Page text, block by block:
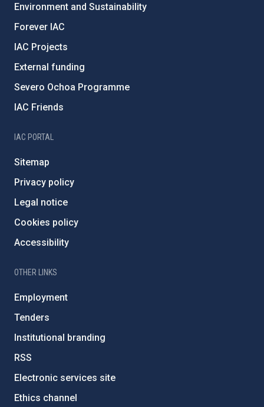
Environment and Sustainability
Forever IAC
IAC Projects
External funding
Severo Ochoa Programme
IAC Friends
IAC PORTAL
Sitemap
Privacy policy
Legal notice
Cookies policy
Accessibility
OTHER LINKS
Employment
Tenders
Institutional branding
RSS
Electronic services site
Ethics channel